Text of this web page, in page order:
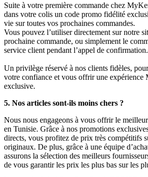
Suite à votre première commande chez
dans votre colis un code promo fidélité
vie sur toutes vos prochaines commandes.
Vous pouvez l’utiliser directement sur notre
prochaine commande, ou simplement le
service client pendant l’appel de confirmation.
Un privilège réservé à nos clients fidèles,
votre confiance et vous offrir une expérience
exclusive.
5. Nos articles sont-ils moins chers ?
Nous nous engageons à vous offrir le
en Tunisie. Grâce à nos promotions
directs, vous profitez de prix très compétitifs
originaux. De plus, grâce à une équipe
assurons la sélection des meilleurs
de vous garantir les prix les plus bas sur les